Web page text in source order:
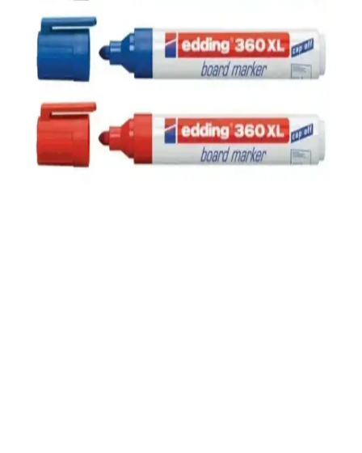
belirleyin.
Edding 260 Tahta Kalemi 6'lı Set: Çok Amaçlı ve
Yüksek Kaliteli Çizim Çözümü
Edding 260 6'lı tahta kalemi seti, farklı kullanım alanlarına uygun,
yüksek kaliteli çizim ve yazı çözümleri sunar, kullanışlı ve
dayanıklıdır.
Mikro K-6019 Tahta Kalemi Kartuşu Kırmızı –